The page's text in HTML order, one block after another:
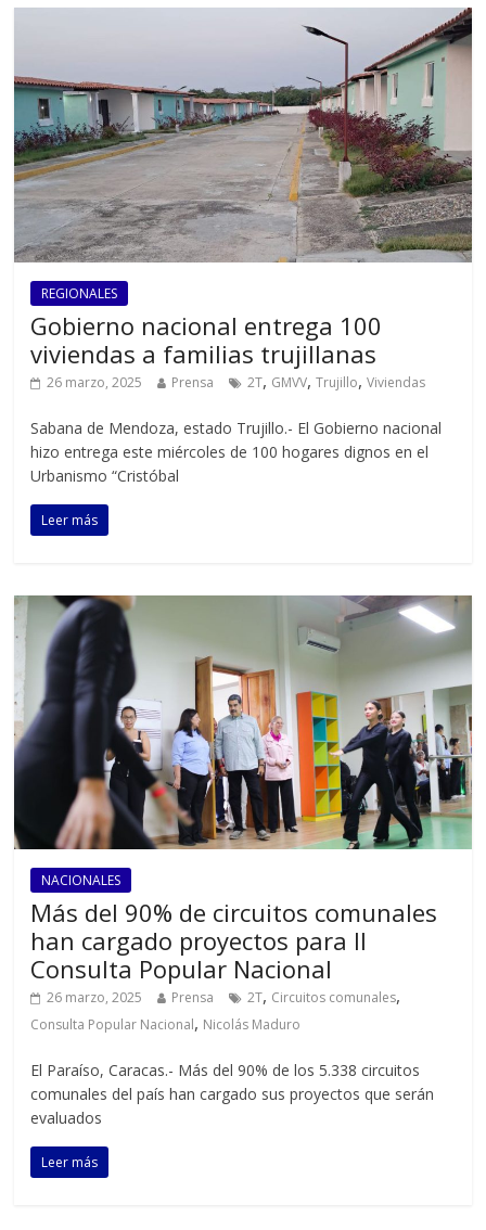
REGIONALES
Gobierno nacional entrega 100
viviendas a familias trujillanas
26 marzo, 2025 Prensa 2T, GMVV,Trujillo,Viviendas
Sabana de Mendoza, estado Trujillo.- El Gobierno nacional
hizo entrega este miércoles de 100 hogares dignos en el
Urbanismo “Cristóbal
Leer más
NACIONALES
Más del 90% de circuitos comunales
han cargado proyectos para II
Consulta Popular Nacional
26 marzo, 2025 Prensa 2T, Circuitos comunales,
Consulta Popular Nacional, Nicolás Maduro
El Paraíso, Caracas.- Más del 90% de los 5.338 circuitos
comunales del país han cargado sus proyectos que serán
evaluados
Leer más